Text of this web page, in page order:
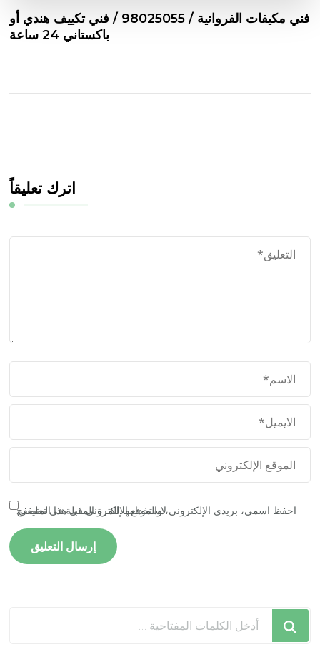
فني مكيفات الفروانية / 98025055 / فني تكييف هندي أو
باكستاني 24 ساعة
اترك تعليقاً
احفظ اسمي، بريدي الإلكتروني، والموقع الإلكتروني في هذا المتصفح لاستخدامها المرة المقبلة في تعليقي.
تبحث